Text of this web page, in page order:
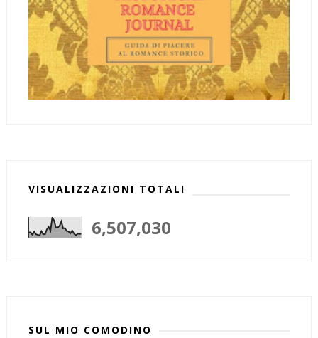
VISUALIZZAZIONI TOTALI
6,507,030
SUL MIO COMODINO